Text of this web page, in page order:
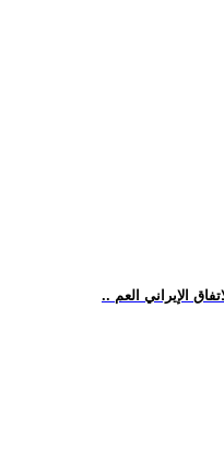
الإيراني العم